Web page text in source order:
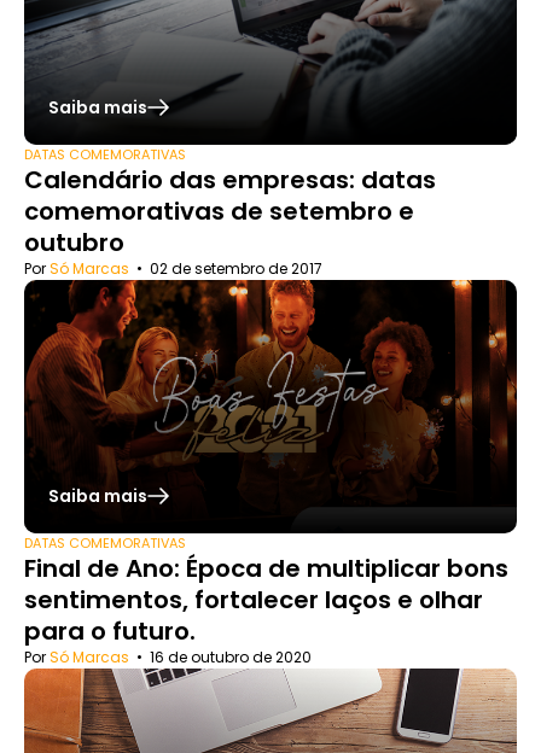
Saiba mais
DATAS COMEMORATIVAS
Calendário das empresas: datas
comemorativas de setembro e
outubro
PorSó Marcas • 02 de setembro de 2017
Saiba mais
DATAS COMEMORATIVAS
Final de Ano: Época de multiplicar bons
sentimentos, fortalecer laços e olhar
para o futuro.
PorSó Marcas • 16 de outubro de 2020